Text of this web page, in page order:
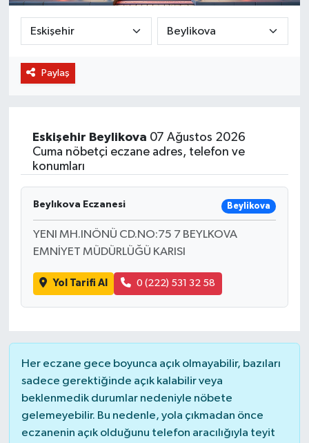
Paylaş
Eskişehir Beylikova 07 Ağustos 2026
Cuma nöbetçi eczane adres, telefon ve
konumları
Beylıkova Eczanesi Beylikova
YENI MH.INÖNÜ CD.NO:75 7 BEYLKOVA
EMNİYET MÜDÜRLÜĞÜ KARISI
Yol Tarifi Al 0 (222) 531 32 58
Her eczane gece boyunca açık olmayabilir, bazıları
sadece gerektiğinde açık kalabilir veya
beklenmedik durumlar nedeniyle nöbete
gelemeyebilir. Bu nedenle, yola çıkmadan önce
eczanenin açık olduğunu telefon aracılığıyla teyit
BİLİM VE TEKNOLOJİ